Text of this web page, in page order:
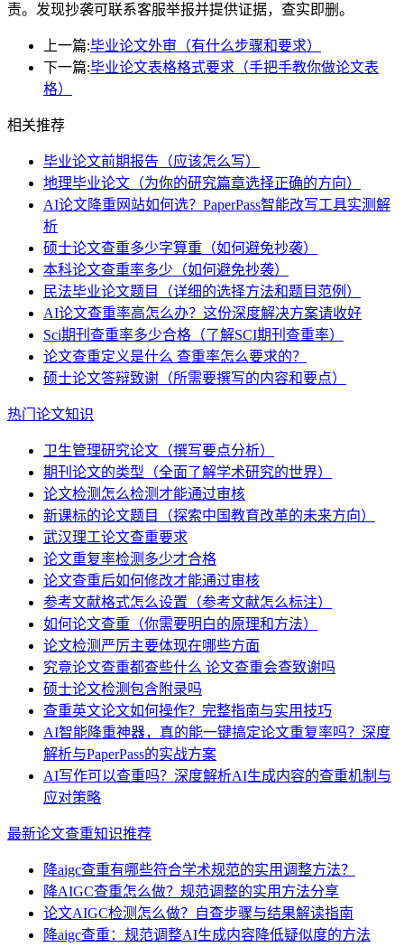
责。发现抄袭可联系客服举报并提供证据，查实即删。
上一篇:毕业论文外审（有什么步骤和要求）
下一篇:毕业论文表格格式要求（手把手教你做论文表
格）
相关推荐
毕业论文前期报告（应该怎么写）
地理毕业论文（为你的研究篇章选择正确的方向）
AI论文降重网站如何选？PaperPass智能改写工具实测解
析
硕士论文查重多少字算重（如何避免抄袭）
本科论文查重率多少（如何避免抄袭）
民法毕业论文题目（详细的选择方法和题目范例）
AI论文查重率高怎么办？这份深度解决方案请收好
Sci期刊查重率多少合格（了解SCI期刊查重率）
论文查重定义是什么 查重率怎么要求的？
硕士论文答辩致谢（所需要撰写的内容和要点）
热门论文知识
卫生管理研究论文（撰写要点分析）
期刊论文的类型（全面了解学术研究的世界）
论文检测怎么检测才能通过审核
新课标的论文题目（探索中国教育改革的未来方向）
武汉理工论文查重要求
论文重复率检测多少才合格
论文查重后如何修改才能通过审核
参考文献格式怎么设置（参考文献怎么标注）
如何论文查重（你需要明白的原理和方法）
论文检测严厉主要体现在哪些方面
究竟论文查重都查些什么 论文查重会查致谢吗
硕士论文检测包含附录吗
查重英文论文如何操作？完整指南与实用技巧
AI智能降重神器，真的能一键搞定论文重复率吗？深度
解析与PaperPass的实战方案
AI写作可以查重吗？深度解析AI生成内容的查重机制与
应对策略
最新论文查重知识推荐
降aigc查重有哪些符合学术规范的实用调整方法？
降AIGC查重怎么做？规范调整的实用方法分享
论文AIGC检测怎么做？自查步骤与结果解读指南
降aigc查重：规范调整AI生成内容降低疑似度的方法